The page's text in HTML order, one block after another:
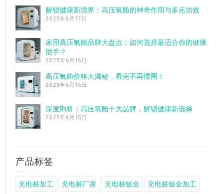
解锁健康新境界：高压氧舱的神奇作用与多元功效
2025年6月17日
家用高压氧舱品牌大盘点：如何选择最适合你的健康
助手？
2025年6月16日
高压氧舱价格大揭秘，看完不再懵圈！
2025年6月16日
深度剖析：高压氧舱十大品牌，解锁健康新选择
2025年6月16日
产品标签
充电桩加工 充电桩厂家 充电桩钣金 充电桩钣金加工